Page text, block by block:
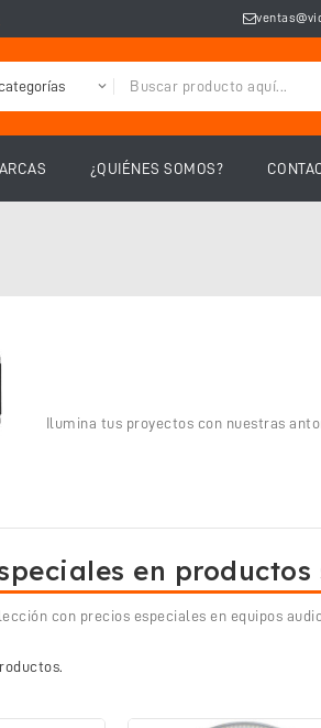
¿QUIÉNES SOMOS?
Ilumina tus proyectos con nuestras
en productos
con precios especiales en equipos